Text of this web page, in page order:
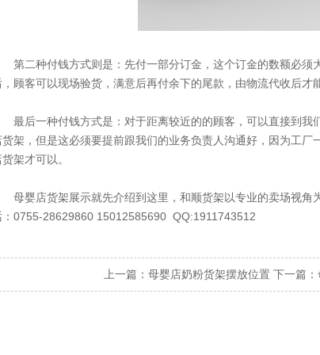
二种付钱方式则是：先付一部分订金，这个订金的数额必须
，顾客可以现场验货，满意后再付余下的尾款，由物流代收后才
后一种付钱方式是：对于距离较近的的顾客，可以直接到我
货架，但是这必须要提前跟我们的业务负责人沟通好，因为工
架才可以。
婴店货架展示就先介绍到这里， 和顺货架以专业的卖场视角
：0755-28629860 15012585690 QQ:1911743512
上一篇： 母婴店奶粉货架摆放位置 下一篇：